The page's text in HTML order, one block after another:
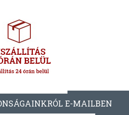
E-MAILBEN